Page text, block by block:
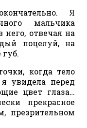
Я
мальчика
отвечая на
поцелуй, на
когда тело
увидела перед
цвет глаза…
прекрасное
презрительном